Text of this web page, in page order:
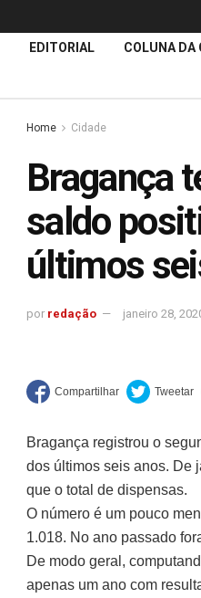
EDITORIAL COLUNA DA
Home Cidade
Bragança
saldo
últimos
por redação janeiro 28,
Bragança registrou o
dos últimos seis anos. De
que o total de dispensas.
O número é um pouco
1.018. No ano passado
De modo geral,
apenas um ano com